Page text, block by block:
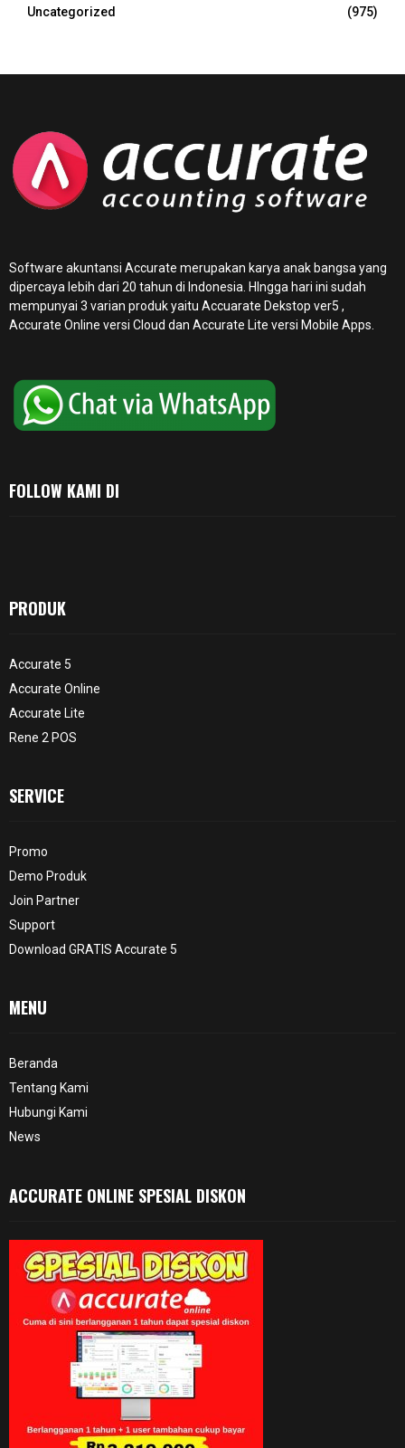
Uncategorized (975)
Software akuntansi Accurate merupakan karya anak bangsa yang
dipercaya lebih dari 20 tahun di Indonesia. HIngga hari ini sudah
mempunyai 3 varian produk yaitu Accuarate Dekstop ver5 ,
Accurate Online versi Cloud dan Accurate Lite versi Mobile Apps.
FOLLOW KAMI DI
PRODUK
Accurate 5
Accurate Online
Accurate Lite
Rene 2 POS
SERVICE
Promo
Demo Produk
Join Partner
Support
Download GRATIS Accurate 5
MENU
Beranda
Tentang Kami
Hubungi Kami
News
ACCURATE ONLINE SPESIAL DISKON